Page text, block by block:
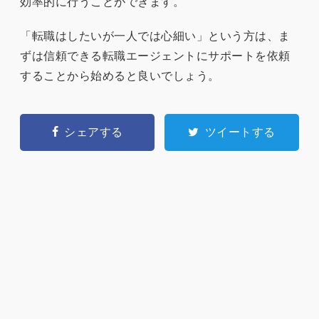
「転職はしたいが一人では心細い」という方は、ま
ずは信頼できる転職エージェントにサポートを依頼
することから始めると良いでしょう。
シェアする ツイートする